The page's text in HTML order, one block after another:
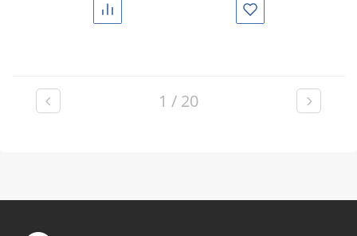
Сравнить Избранное
1 / 20